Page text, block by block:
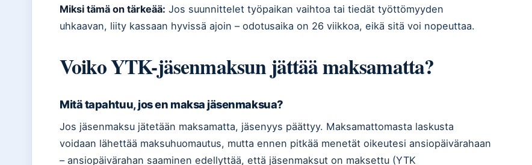
Miksi tämä on tärkeää: Jos suunnittelet työpaikan vaihtoa tai tiedät työttömyyden
uhkaavan, liity kassaan hyvissä ajoin – odotusaika on 26 viikkoa, eikä sitä voi nopeuttaa.
Voiko YTK-jäsenmaksun jättää maksamatta?
Mitä tapahtuu, jos en maksa jäsenmaksua?
Jos jäsenmaksu jätetään maksamatta, jäsenyys päättyy. Maksamattomasta laskusta
voidaan lähettää maksuhuomautus, mutta ennen pitkää menetät oikeutesi ansiopäivärahaan
– ansiopäivärahan saaminen edellyttää, että jäsenmaksut on maksettu (YTK